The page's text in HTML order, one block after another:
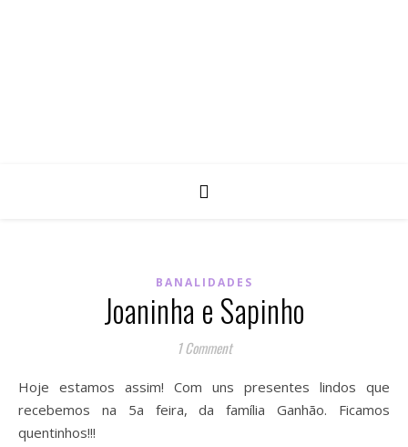
BANALIDADES
Joaninha e Sapinho
1 Comment
Hoje estamos assim! Com uns presentes lindos que
recebemos na 5a feira, da família Ganhão. Ficamos
quentinhos!!!